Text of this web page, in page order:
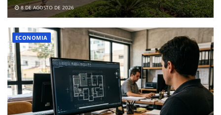
8 DE AGOSTO DE 2026
ECONOMIA